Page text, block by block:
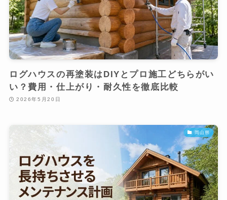
ログハウスの再塗装はDIYとプロ施工どちらがい
い？費用・仕上がり・耐久性を徹底比較
2026年5月20日
岡山県